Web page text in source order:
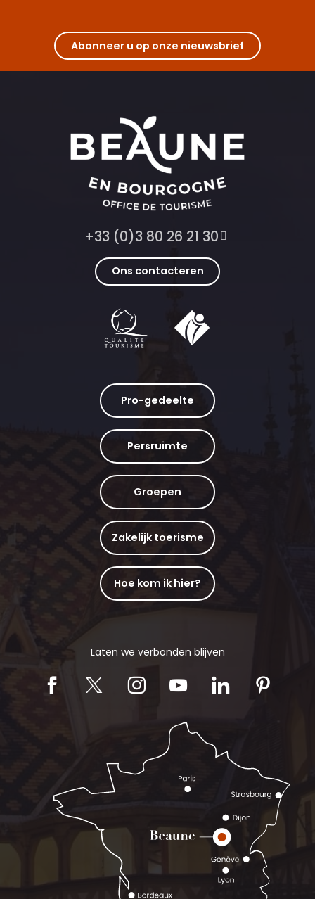
Abonneer u op onze nieuwsbrief
+33 (0)3 80 26 21 30
Ons contacteren
Pro-gedeelte
Persruimte
Groepen
Zakelijk toerisme
Hoe kom ik hier?
Laten we verbonden blijven